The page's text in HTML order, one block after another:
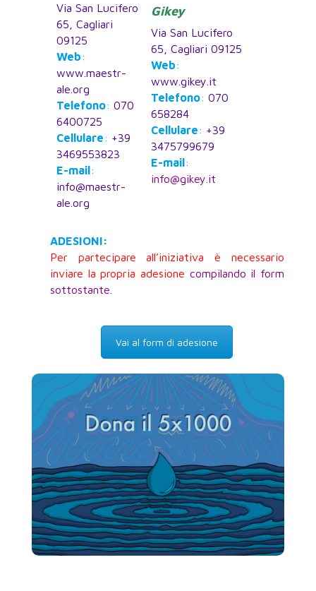
Via San Lucifero
65, Cagliari
09125
Web:
www.maestr-
ale.org
Telefono: 070
6400725
Cellulare: +39
3469553823
E-mail:
info@maestr-
ale.org
Gikey
Via San Lucifero
65, Cagliari 09125
Web:
www.gikey.it
Telefono: 070
658284
Cellulare: +39
3475799679
E-mail:
info@gikey.it
ADESIONI:
Per partecipare all’iniziativa è necessario
inviare la propria adesione compilando il form
sottostante.
Vai al form di adesione